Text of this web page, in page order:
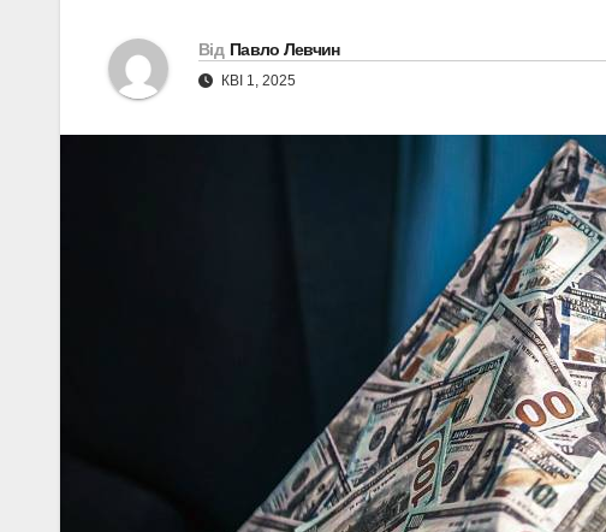
Від Павло Левчин
КВІ 1, 2025